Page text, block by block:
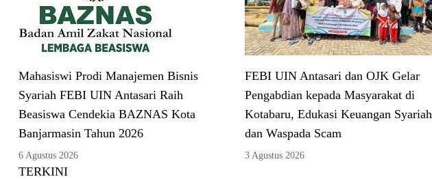
Mahasiswi Prodi Manajemen Bisnis
Syariah FEBI UIN Antasari Raih
Beasiswa Cendekia BAZNAS Kota
Banjarmasin Tahun 2026
6 Agustus 2026
FEBI UIN Antasari dan OJK Gelar
Pengabdian kepada Masyarakat di
Kotabaru, Edukasi Keuangan Syariah
dan Waspada Scam
3 Agustus 2026
TERKINI